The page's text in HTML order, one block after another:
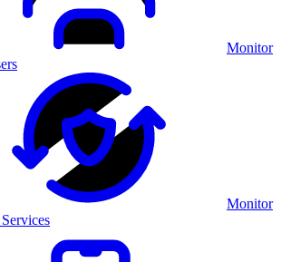
Monitor
Monitor